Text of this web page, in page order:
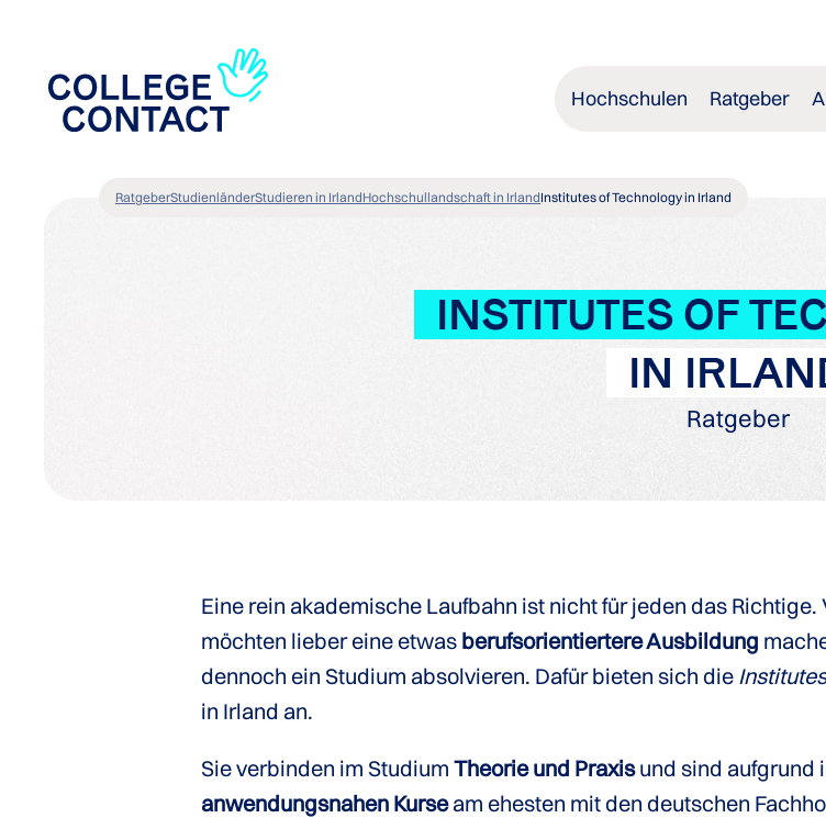
Hochschulen Ratgeber
RatgeberStudienländerStudieren in IrlandHochschullandschaft in IrlandInstitutes of Technology in Irland
INSTITUTES OF
IN
Ratgeber
Eine rein akademische Laufbahn ist nicht für jeden das
möchten lieber eine etwas berufsorientiertere Ausbildung
dennoch ein Studium absolvieren. Dafür bieten sich die
in Irland an.
Sie verbinden im StudiumTheorie und Praxisund sind aufgrund
anwendungsnahen Kurseam ehesten mit den deutschen